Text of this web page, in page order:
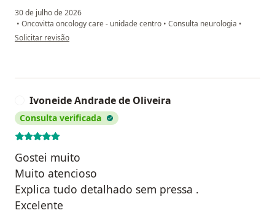
30 de julho de 2026
• Oncovitta oncology care - unidade centro • Consulta neurologia •
na opinião do utilizador Diana da Silva Morais
Solicitar revisão
Ivoneide Andrade de Oliveira
Consulta verificada
Gostei muito
Muito atencioso
Explica tudo detalhado sem pressa .
Excelente